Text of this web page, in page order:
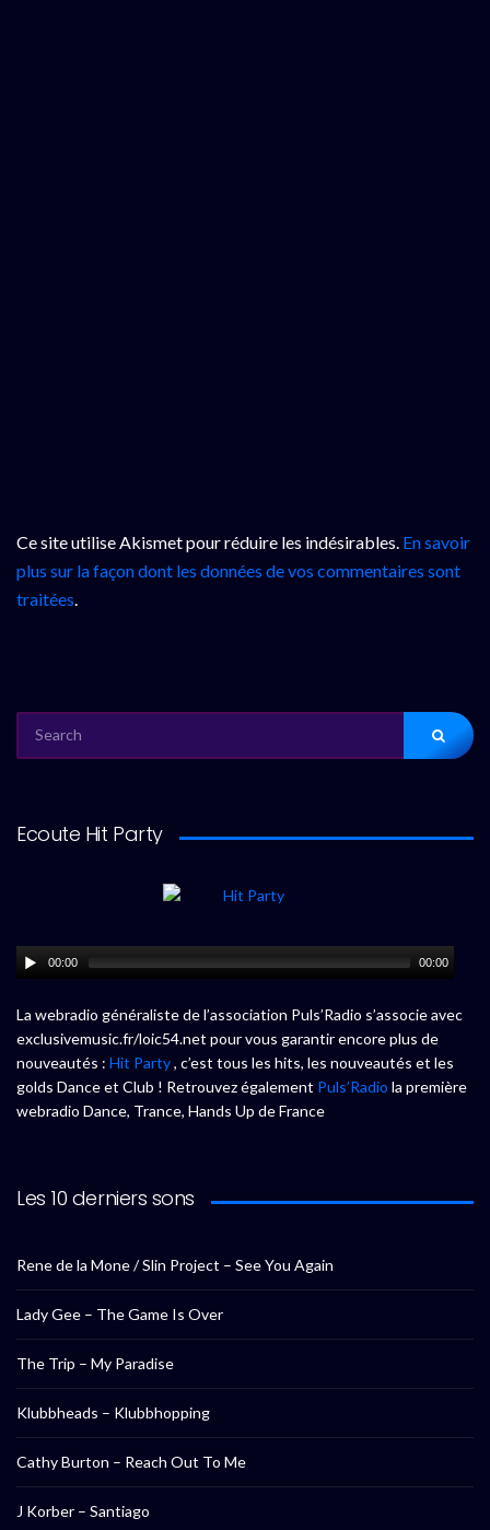
Ce site utilise Akismet pour réduire les indésirables. En savoir
plus sur la façon dont les données de vos commentaires sont
traitées.
FOR:
Ecoute Hit Party
00:00 00:00
La webradio généraliste de l’association Puls’Radio s’associe avec
exclusivemusic.fr/loic54.net pour vous garantir encore plus de
nouveautés : Hit Party, c’est tous les hits, les nouveautés et les
golds Dance et Club ! Retrouvez également Puls’Radio la première
webradio Dance, Trance, Hands Up de France
Les 10 derniers sons
Rene de la Mone / Slin Project – See You Again
Lady Gee – The Game Is Over
The Trip – My Paradise
Klubbheads – Klubbhopping
Cathy Burton – Reach Out To Me
J Korber – Santiago